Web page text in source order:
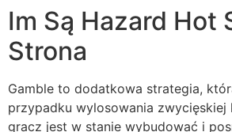
Im Są Hazard Hot
Strona
Gamble to dodatkowa strategia,
przypadku wylosowania zwycięskiej
gracz jest w stanie wybudować i